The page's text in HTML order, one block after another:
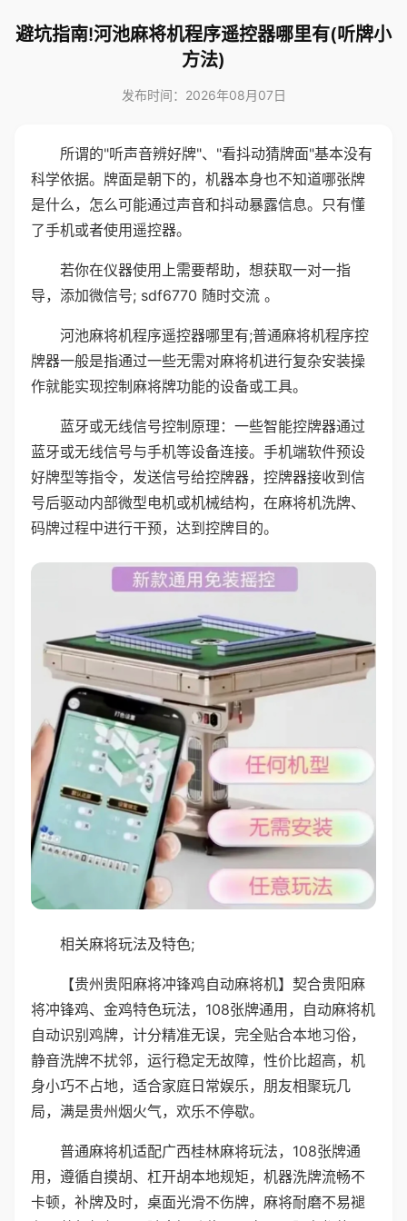
避坑指南!河池麻将机程序遥控器哪里有(听牌小
方法)
发布时间：2026年08月07日
所谓的"听声音辨好牌"、"看抖动猜牌面"基本没有
科学依据。牌面是朝下的，机器本身也不知道哪张牌
是什么，怎么可能通过声音和抖动暴露信息。只有懂
了手机或者使用遥控器。
若你在仪器使用上需要帮助，想获取一对一指
导，添加微信号; sdf6770 随时交流 。
河池麻将机程序遥控器哪里有;普通麻将机程序控
牌器一般是指通过一些无需对麻将机进行复杂安装操
作就能实现控制麻将牌功能的设备或工具。
蓝牙或无线信号控制原理：一些智能控牌器通过
蓝牙或无线信号与手机等设备连接。手机端软件预设
好牌型等指令，发送信号给控牌器，控牌器接收到信
号后驱动内部微型电机或机械结构，在麻将机洗牌、
码牌过程中进行干预，达到控牌目的。
相关麻将玩法及特色;
【贵州贵阳麻将冲锋鸡自动麻将机】契合贵阳麻
将冲锋鸡、金鸡特色玩法，108张牌通用，自动麻将机
自动识别鸡牌，计分精准无误，完全贴合本地习俗，
静音洗牌不扰邻，运行稳定无故障，性价比超高，机
身小巧不占地，适合家庭日常娱乐，朋友相聚玩几
局，满是贵州烟火气，欢乐不停歇。
普通麻将机适配广西桂林麻将玩法，108张牌通
用，遵循自摸胡、杠开胡本地规矩，机器洗牌流畅不
卡顿，补牌及时，桌面光滑不伤牌，麻将耐磨不易褪